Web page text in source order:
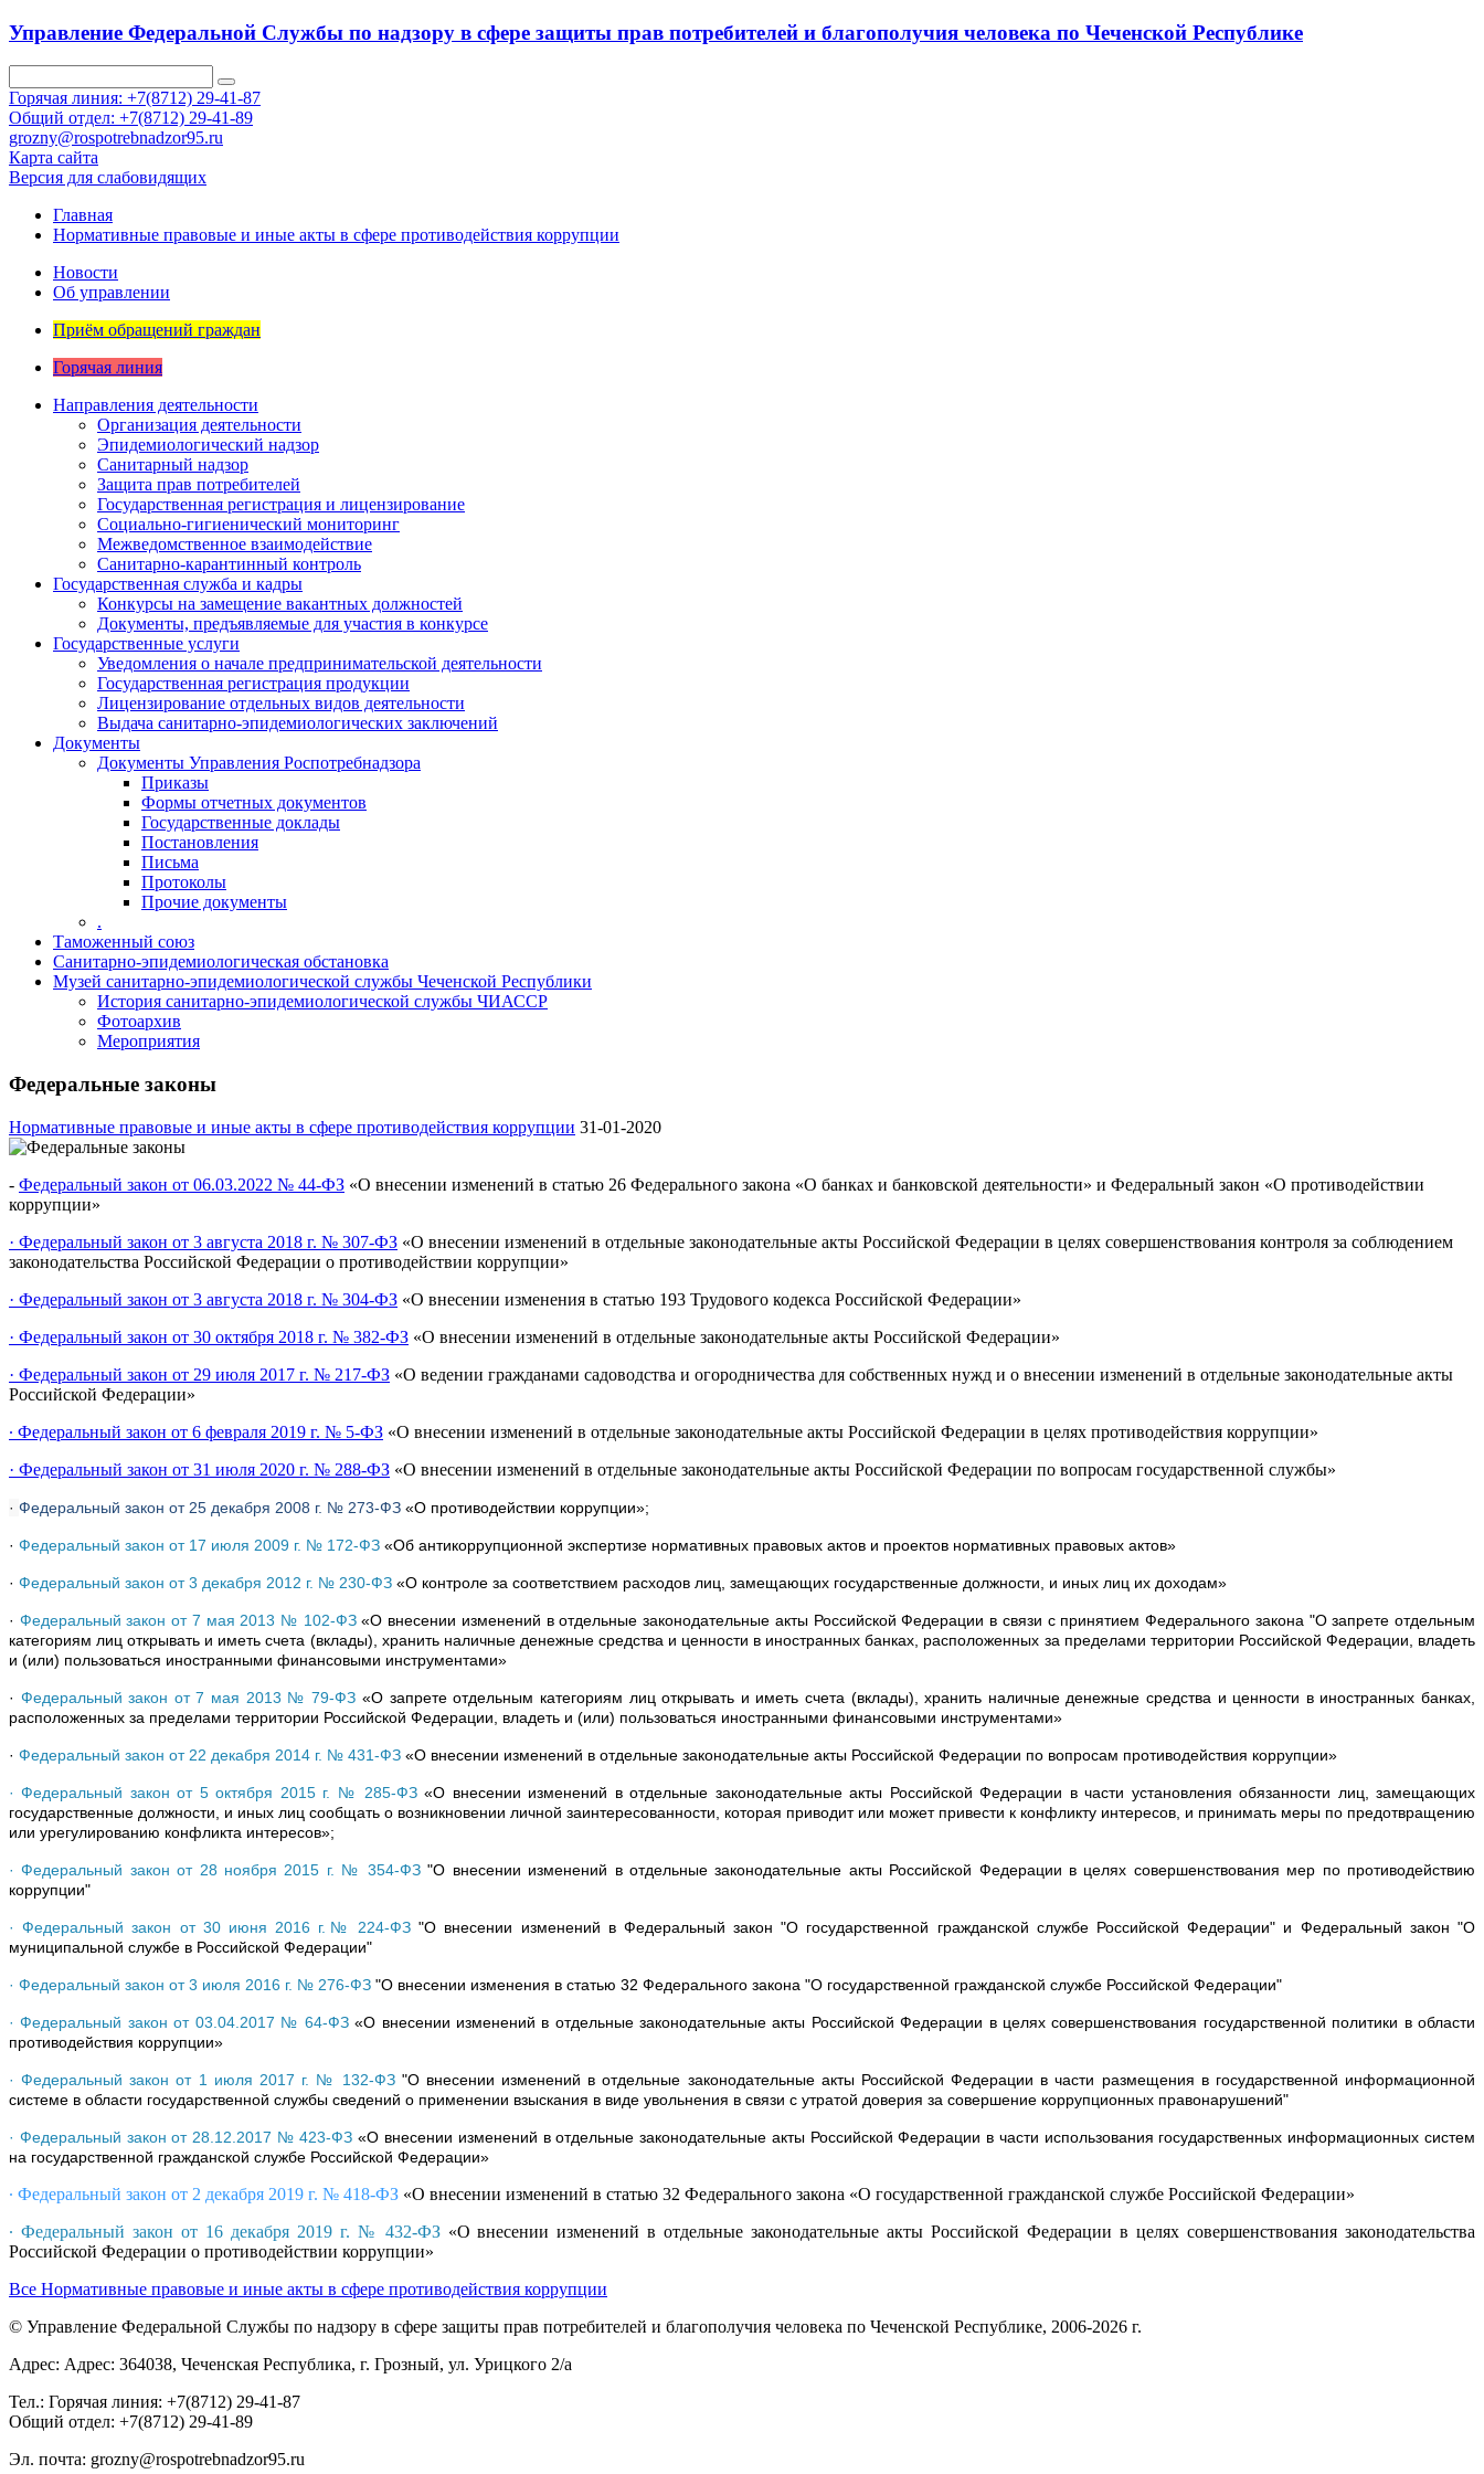
Управление Федеральной Службы по надзору в сфере защиты прав потребителей и благополучия человека по Чеченской Республике
Горячая линия: +7(8712) 29-41-87
Общий отдел: +7(8712) 29-41-89
grozny@rospotrebnadzor95.ru
Карта сайта
Версия для слабовидящих
Главная
Нормативные правовые и иные акты в сфере противодействия коррупции
Новости
Об управлении
Приём обращений граждан
Горячая линия
Направления деятельности
Организация деятельности
Эпидемиологический надзор
Санитарный надзор
Защита прав потребителей
Государственная регистрация и лицензирование
Социально-гигиенический мониторинг
Межведомственное взаимодействие
Санитарно-карантинный контроль
Государственная служба и кадры
Конкурсы на замещение вакантных должностей
Документы, предъявляемые для участия в конкурсе
Государственные услуги
Уведомления о начале предпринимательской деятельности
Государственная регистрация продукции
Лицензирование отдельных видов деятельности
Выдача санитарно-эпидемиологических заключений
Документы
Документы Управления Роспотребнадзора
Приказы
Формы отчетных документов
Государственные доклады
Постановления
Письма
Протоколы
Прочие документы
.
Таможенный союз
Санитарно-эпидемиологическая обстановка
Музей санитарно-эпидемиологической службы Чеченской Республики
История санитарно-эпидемиологической службы ЧИАССР
Фотоархив
Мероприятия
Федеральные законы
Нормативные правовые и иные акты в сфере противодействия коррупции 31-01-2020
- Федеральный закон от 06.03.2022 № 44-ФЗ «О внесении изменений в статью 26 Федерального закона «О банках и банковской деятельности» и Федеральный закон «О противодействии
коррупции»
· Федеральный закон от 3 августа 2018 г. № 307-ФЗ «О внесении изменений в отдельные законодательные акты Российской Федерации в целях совершенствования контроля за соблюдением
законодательства Российской Федерации о противодействии коррупции»
· Федеральный закон от 3 августа 2018 г. № 304-ФЗ «О внесении изменения в статью 193 Трудового кодекса Российской Федерации»
· Федеральный закон от 30 октября 2018 г. № 382-ФЗ «О внесении изменений в отдельные законодательные акты Российской Федерации»
· Федеральный закон от 29 июля 2017 г. № 217-ФЗ «О ведении гражданами садоводства и огородничества для собственных нужд и о внесении изменений в отдельные законодательные акты
Российской Федерации»
· Федеральный закон от 6 февраля 2019 г. № 5-ФЗ «О внесении изменений в отдельные законодательные акты Российской Федерации в целях противодействия коррупции»
· Федеральный закон от 31 июля 2020 г. № 288-ФЗ «О внесении изменений в отдельные законодательные акты Российской Федерации по вопросам государственной службы»
· Федеральный закон от 25 декабря 2008 г. № 273-ФЗ «О противодействии коррупции»;
· Федеральный закон от 17 июля 2009 г. № 172-ФЗ «Об антикоррупционной экспертизе нормативных правовых актов и проектов нормативных правовых актов»
· Федеральный закон от 3 декабря 2012 г. № 230-ФЗ «О контроле за соответствием расходов лиц, замещающих государственные должности, и иных лиц их доходам»
· Федеральный закон от 7 мая 2013 № 102-ФЗ«О внесении изменений в отдельные законодательные акты Российской Федерации в связи с принятием Федерального закона "О запрете отдельным
категориям лиц открывать и иметь счета (вклады), хранить наличные денежные средства и ценности в иностранных банках, расположенных за пределами территории Российской Федерации, владеть
и (или) пользоваться иностранными финансовыми инструментами»
· Федеральный закон от 7 мая 2013 № 79-ФЗ «О запрете отдельным категориям лиц открывать и иметь счета (вклады), хранить наличные денежные средства и ценности в иностранных банках,
расположенных за пределами территории Российской Федерации, владеть и (или) пользоваться иностранными финансовыми инструментами»
· Федеральный закон от 22 декабря 2014 г. № 431-ФЗ «О внесении изменений в отдельные законодательные акты Российской Федерации по вопросам противодействия коррупции»
· Федеральный закон от 5 октября 2015 г. № 285-ФЗ«О внесении изменений в отдельные законодательные акты Российской Федерации в части установления обязанности лиц, замещающих
государственные должности, и иных лиц сообщать о возникновении личной заинтересованности, которая приводит или может привести к конфликту интересов, и принимать меры по предотвращению
или урегулированию конфликта интересов»;
· Федеральный закон от 28 ноября 2015 г. № 354-ФЗ "О внесении изменений в отдельные законодательные акты Российской Федерации в целях совершенствования мер по противодействию
коррупции"
· Федеральный закон от 30 июня 2016 г.№ 224-ФЗ"О внесении изменений в Федеральный закон "О государственной гражданской службе Российской Федерации" и Федеральный закон "О
муниципальной службе в Российской Федерации"
· Федеральный закон от 3 июля 2016 г. № 276-ФЗ "О внесении изменения в статью 32 Федерального закона "О государственной гражданской службе Российской Федерации"
· Федеральный закон от 03.04.2017 № 64-ФЗ«О внесении изменений в отдельные законодательные акты Российской Федерации в целях совершенствования государственной политики в области
противодействия коррупции»
· Федеральный закон от 1 июля 2017 г. № 132-ФЗ"О внесении изменений в отдельные законодательные акты Российской Федерации в части размещения в государственной информационной
системе в области государственной службы сведений о применении взыскания в виде увольнения в связи с утратой доверия за совершение коррупционных правонарушений"
· Федеральный закон от 28.12.2017 № 423-ФЗ «О внесении изменений в отдельные законодательные акты Российской Федерации в части использования государственных информационных систем
на государственной гражданской службе Российской Федерации»
· Федеральный закон от 2 декабря 2019 г. № 418-ФЗ «О внесении изменений в статью 32 Федерального закона «О государственной гражданской службе Российской Федерации»
· Федеральный закон от 16 декабря 2019 г. № 432-ФЗ«О внесении изменений в отдельные законодательные акты Российской Федерации в целях совершенствования законодательства
Российской Федерации о противодействии коррупции»
Все Нормативные правовые и иные акты в сфере противодействия коррупции
© Управление Федеральной Службы по надзору в сфере защиты прав потребителей и благополучия человека по Чеченской Республике, 2006-2026 г.
Адрес: Адрес: 364038, Чеченская Республика, г. Грозный, ул. Урицкого 2/а
Тел.: Горячая линия: +7(8712) 29-41-87
Общий отдел: +7(8712) 29-41-89
Эл. почта: grozny@rospotrebnadzor95.ru